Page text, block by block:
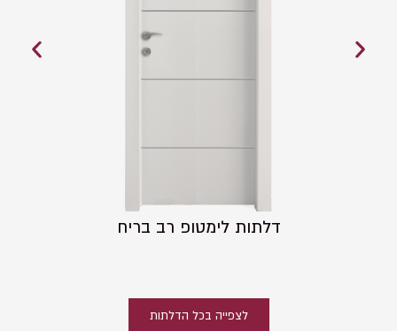
דלתות לימטופ רב בריח
לצפייה בכל הדלתות